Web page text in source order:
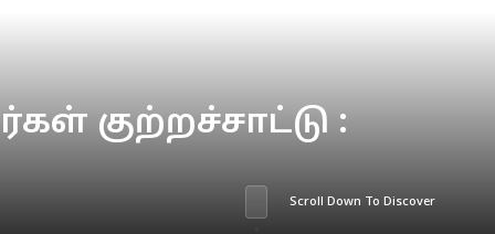
குற்றச்சாட்டு :
Scroll Down To Discover